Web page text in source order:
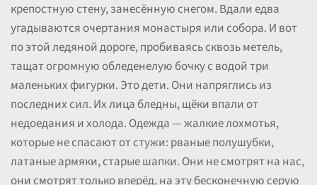
крепостную стену, занесённую снегом. Вдали едва
угадываются очертания монастыря или собора. И вот
по этой ледяной дороге, пробиваясь сквозь метель,
тащат огромную обледенелую бочку с водой три
маленьких фигурки. Это дети. Они напряглись из
последних сил. Их лица бледны, щёки впали от
недоедания и холода. Одежда — жалкие лохмотья,
которые не спасают от стужи: рваные полушубки,
латаные армяки, старые шапки. Они не смотрят на нас,
они смотрят только вперёд, на эту бесконечную серую